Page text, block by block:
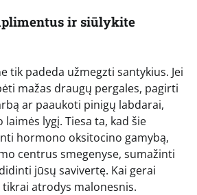
ir siūlykite
tik padeda užmegzti santykius. Jei
mažas draugų pergales, pagirti
ar paaukoti pinigų labdarai,
lygį. Tiesa ta, kad šie
hormono oksitocino gamybą,
centrus smegenyse, sumažinti
jūsų savivertę. Kai gerai
tikrai atrodys malonesnis.